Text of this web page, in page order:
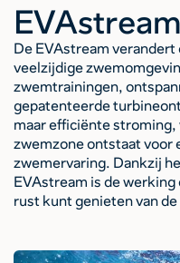
EVAstream
De EVAstream
veelzijdige
zwemtrainingen,
gepatenteerde
maar efficiënte
zwemzone ontstaat voor
zwemervaring. Dankzij
EVAstream is de
rust kunt genieten van